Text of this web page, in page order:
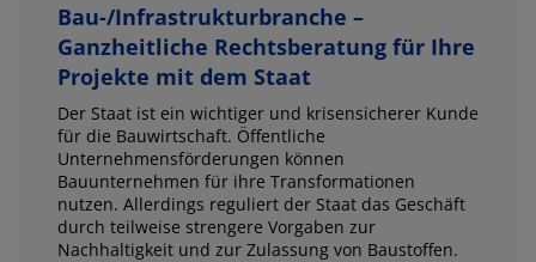
Bau-/Infrastrukturbranche –
Ganzheitliche Rechtsberatung für Ihre
Projekte mit dem Staat
Der Staat ist ein wichtiger und krisensicherer Kunde
für die Bauwirtschaft. Öffentliche
Unternehmensförderungen können
Bauunternehmen für ihre Transformationen
nutzen. Allerdings reguliert der Staat das Geschäft
durch teilweise strengere Vorgaben zur
Nachhaltigkeit und zur Zulassung von Baustoffen.